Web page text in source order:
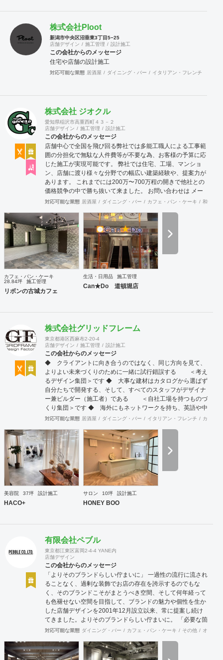
株式会社Ploot
新潟市中央区沼垂東3丁目5−25
店舗デザイン
施工管理 設計施工
この会社からのメッセージ
住宅や店舗の設計施工
対応可能な業態 居酒屋 ダイニング・バー イタリアン・フレンチ
株式会社 ジオクル
愛知県稲沢市高重西町４３－２
店舗デザイン
施工管理 設計施工
この会社からのメッセージ
店舗中心で全国を飛び回る弊社では多能工職人による工事範
囲の分担化で無駄な人件費等が不要な為、お客様の予算に応
じた施工が実現可能です。 弊社では住宅、工場、マンショ
ン、店舗に渡り様々な分野での幅広い建築経験や、提案力が
あります。 これまでには200万〜700万程の開きで他社との
価格競争の中で勝ち抜いて来ました。 お問い合わせは メー
ル（tenperhide31@icloud.com）からも承ります。 その他：
対応可能な業態 居酒屋 ダイニング・バー カフェ・パン・ケーキ 和食・
カフェ・パン・ケーキ
28.84坪
施工管理
リボンの古城カフェ
生活・日用品 施工管理
Can★Do 道頓堀店
株式会社グリッドフレーム
東京都港区西麻布2-20-4
店舗デザイン
施工管理 設計施工
この会社からのメッセージ
◆ クライアントに向き合うのではなく、同じ方向を見て、
よりよい未来づくりのために一緒に試行錯誤する ＜考え
るデザイン集団＞です ◆ 大事な建材はカタログから選ばず
自分たちで開発する、そして、すべてのスタッフがデザイナ
ー兼ビルダー（施工者）である ＜自社工場を持つものづ
くり集団＞です ◆ 海外にもネットワークを持ち、英語や中
国語に堪能なスタッフたちが、海外から国内への出店をスム
工案件、設計＋造作物の案件、施工案件、造作物制作など、
多様な請負形態が可能です。工場では金属を中心にさまざま
な素材を用いた制作が可能で、例えば通常デザイン性とは無
縁な特定防火設備（鉄扉）などにも高いデザイン性を施すこ
とも可能です。 GRIDFRAME とりかえのきかない空間
https://gridframe.co.jp/ Synes(シネス) 霧のようなやわらか
な空間 http://synes.jp/ SOTOCHIKU 時間の蓄積を取り
込む空間 https://sotochiku.com/
対応可能な業態 居酒屋 ダイニング・バー イタリアン・フレンチ カフェ
美容院 37坪 設計施工
HACO+
サロン 10坪 設計施工
HONEY BOO
有限会社ペブル
東京都江東区富岡2-4-4 YANE内
店舗デザイン
この会社からのメッセージ
「よりそのブランドらしい佇まいに」 一過性の流行に流され
ることなく、過剰な装飾でお店の存在を誇示するのでもな
く、そのブランドこそがまとうべき空間、そして何年経って
も色褪せない空間を目指して、ブランドの魅力や個性を生か
した店舗デザインを2001年12月設立以来、常に提案し続け
てきました。よりそのブランドらしい佇まいに。 「必要な箇
所に、必要なデザインを」 2012年からはさらにその思いを
らブランディングまで総合的にブランドの出店をバックアッ
プできる体制も整えてきました。そのブランドにとってまず
対応可能な業態 ダイニング・バー カフェ・パン・ケーキ その他 オフィス